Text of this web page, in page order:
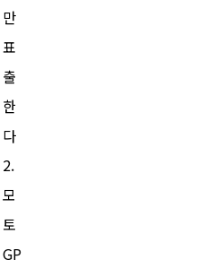
만
표
출
한
다
2.
모
토
GP